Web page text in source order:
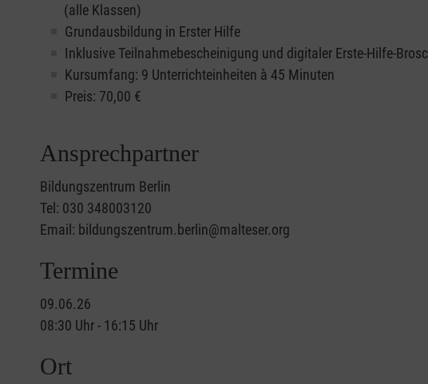
(alle Klassen)
Grundausbildung in Erster Hilfe
Inklusive Teilnahmebescheinigung und digitaler Erste-Hilfe-
Kursumfang: 9 Unterrichteinheiten à 45 Minuten
Preis: 70,00 €
Ansprechpartner
Bildungszentrum Berlin
Tel: 030 348003120
Email: bildungszentrum.berlin@malteser.org
Termine
09.06.26
08:30 Uhr - 16:15 Uhr
Ort